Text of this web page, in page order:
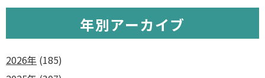
年別アーカイブ
2026年 (185)